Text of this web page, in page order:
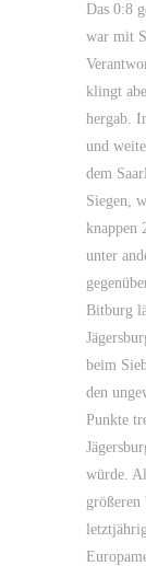
Das 0:8
war mit
klingt
hergab.
und
dem
Siegen,
knappen
unter
Bitburg
beim
den
Punkte
würde.